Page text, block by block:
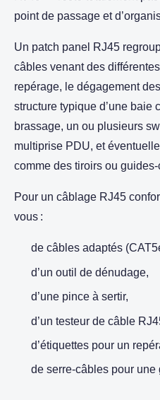
point de passage et
Un patch panel RJ45
câbles venant des
repérage, le dégagement
structure typique d’une baie
brassage, un ou plusieurs
multiprise PDU, et
comme des tiroirs ou
Pour un câblage RJ45
vous :
de câbles adaptés
d’un outil de dénudage,
d’une pince à sertir,
d’un testeur de câble
d’étiquettes pour un
de serre-câbles pour une